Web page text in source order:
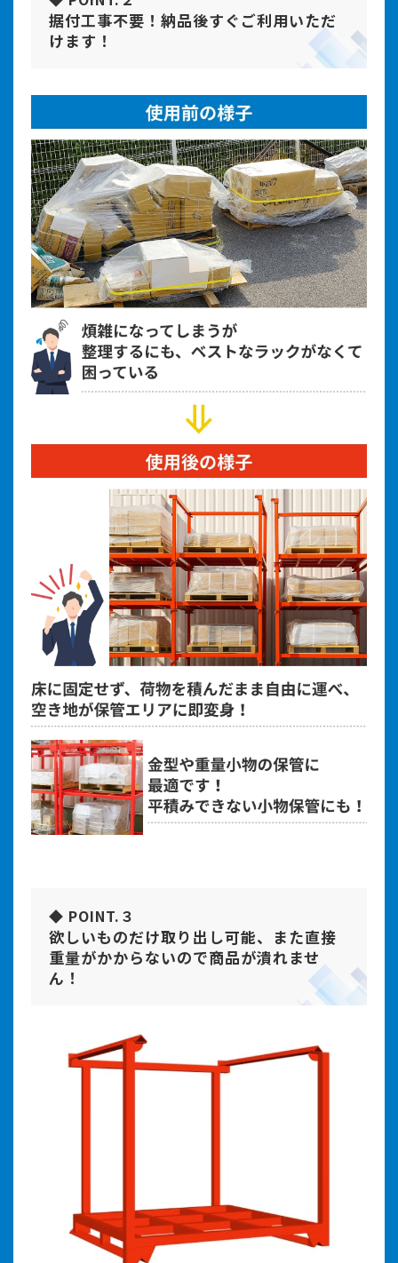
据付工事不要！納品後すぐご利用いただ
けます！
◆ POINT.３
欲しいものだけ取り出し可能、また直接
重量がかからないので商品が潰れませ
ん！